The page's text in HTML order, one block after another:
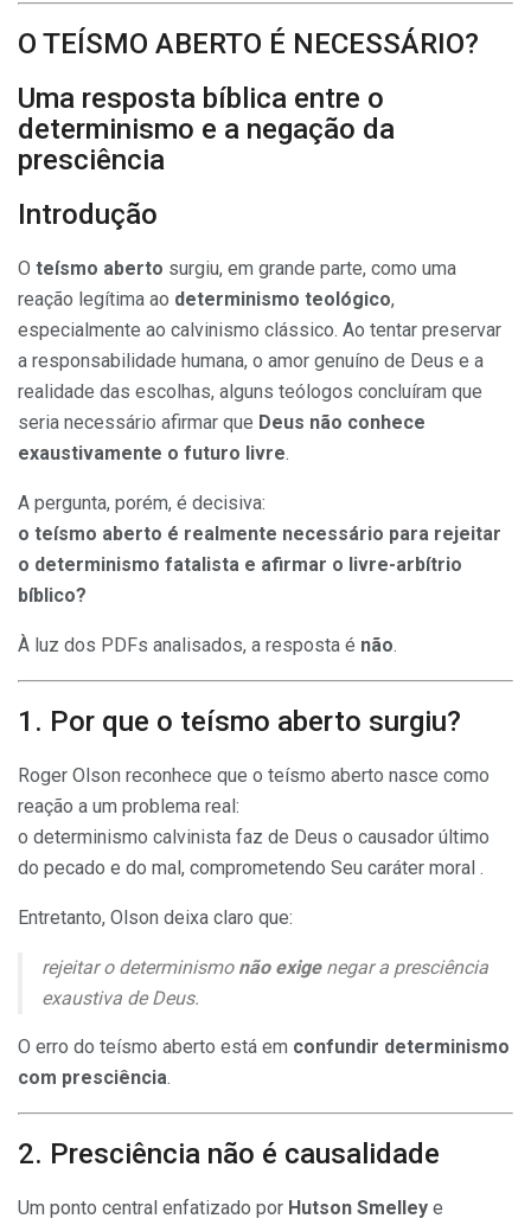
O TEÍSMO ABERTO É NECESSÁRIO?
Uma resposta bíblica entre o
determinismo e a negação da
presciência
Introdução
O teísmo aberto surgiu, em grande parte, como uma
reação legítima ao determinismo teológico,
especialmente ao calvinismo clássico. Ao tentar preservar
a responsabilidade humana, o amor genuíno de Deus e a
realidade das escolhas, alguns teólogos concluíram que
seria necessário afirmar que Deus não conhece
exaustivamente o futuro livre.
A pergunta, porém, é decisiva:
o teísmo aberto é realmente necessário para rejeitar
o determinismo fatalista e afirmar o livre-arbítrio
bíblico?
À luz dos PDFs analisados, a resposta é não.
1. Por que o teísmo aberto surgiu?
Roger Olson reconhece que o teísmo aberto nasce como
reação a um problema real:
o determinismo calvinista faz de Deus o causador último
do pecado e do mal, comprometendo Seu caráter moral .
Entretanto, Olson deixa claro que:
rejeitar o determinismo não exigenegar a presciência
exaustiva de Deus.
O erro do teísmo aberto está em confundir determinismo
com presciência.
2. Presciência não é causalidade
Um ponto central enfatizado por Hutson Smelley e